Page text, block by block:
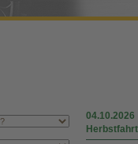
04.10.2026